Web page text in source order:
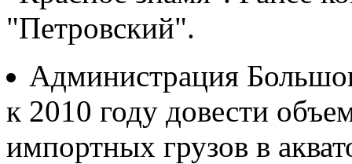
"Петровский".
Администрация
к 2010 году довести
импортных грузов в